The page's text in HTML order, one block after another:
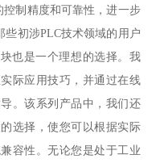
控制精度和可靠性，进一步
些初涉PLC技术领域的用户
也是一个理想的选择。我
际应用技巧，并通过在线
。该系列产品中，我们还
选择，使您可以根据实际
容性。无论您是处于工业